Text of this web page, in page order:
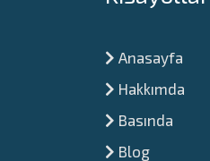
Anasayfa
Hakkımda
Basında
Blog